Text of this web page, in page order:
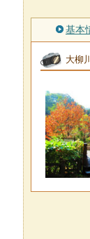
基本
大柳